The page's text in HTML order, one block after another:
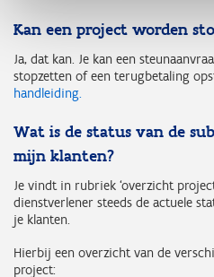
Kan een project worden
Ja, dat kan. Je kan een
stopzetten of een terugbetaling
handleiding.
Wat is de status van de
mijn klanten?
Je vindt in rubriek ‘overzicht
dienstverlener steeds de actuele
je klanten.
Hierbij een overzicht van de
project: